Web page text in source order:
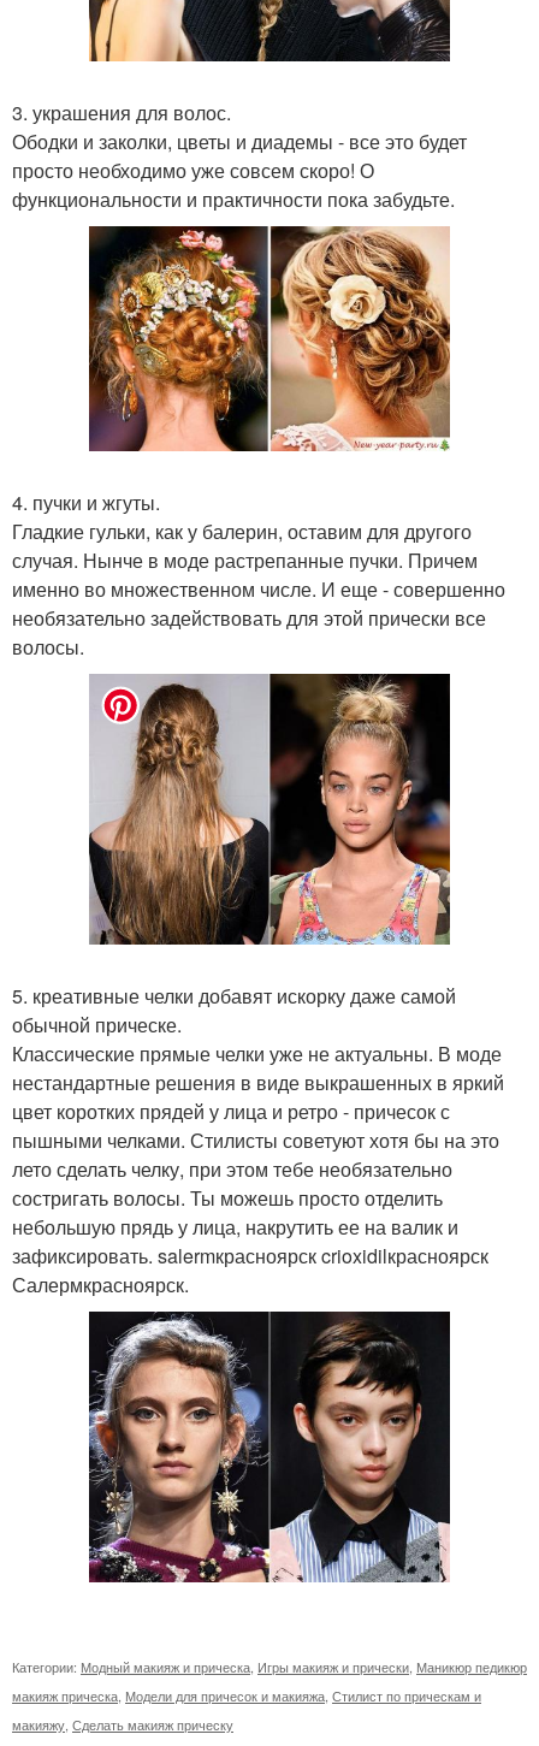
3. украшения для волос.
Ободки и заколки, цветы и диадемы - все это будет
просто необходимо уже совсем скоро! О
функциональности и практичности пока забудьте.
4. пучки и жгуты.
Гладкие гульки, как у балерин, оставим для другого
случая. Нынче в моде растрепанные пучки. Причем
именно во множественном числе. И еще - совершенно
необязательно задействовать для этой прически все
волосы.
5. креативные челки добавят искорку даже самой
обычной прическе.
Классические прямые челки уже не актуальны. В моде
нестандартные решения в виде выкрашенных в яркий
цвет коротких прядей у лица и ретро - причесок с
пышными челками. Стилисты советуют хотя бы на это
лето сделать челку, при этом тебе необязательно
состригать волосы. Ты можешь просто отделить
небольшую прядь у лица, накрутить ее на валик и
зафиксировать. salermкрасноярск crioxidilкрасноярск
Салермкрасноярск.
Категории: Модный макияж и прическа, Игры макияж и прически, Маникюр педикюр
макияж прическа, Модели для причесок и макияжа, Стилист по прическам и
макияжу, Сделать макияж прическу